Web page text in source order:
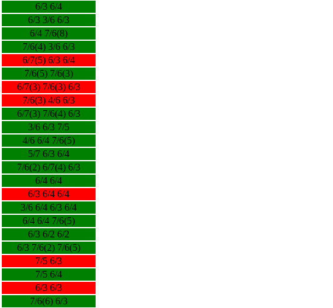
6/3 6/4
6/3 3/6 6/3
6/4 7/6(8)
7/6(4) 3/6 6/3
6/7(5) 6/3 6/4
7/6(5) 7/6(3)
6/7(3) 7/6(3) 6/3
7/6(3) 4/6 6/3
6/7(3) 7/6(4) 6/3
3/6 6/3 7/5
4/6 6/4 7/6(5)
5/7 6/3 6/4
7/6(2) 6/7(4) 6/3
6/4 6/4
6/3 6/4 6/4
3/6 6/4 6/3 6/4
6/4 6/4 7/6(5)
6/3 6/2 6/2
6/3 7/6(2) 7/6(5)
7/5 6/3
7/5 6/4
6/3 6/3
7/6(6) 6/3